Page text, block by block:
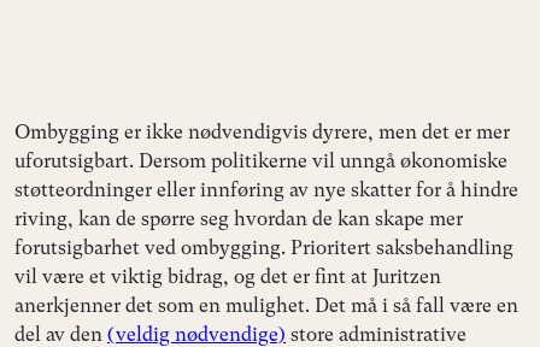
Ombygging er ikke nødvendigvis dyrere, men det er mer
uforutsigbart. Dersom politikerne vil unngå økonomiske
støtteordninger eller innføring av nye skatter for å hindre
riving, kan de spørre seg hvordan de kan skape mer
forutsigbarhet ved ombygging. Prioritert saksbehandling
vil være et viktig bidrag, og det er fint at Juritzen
anerkjenner det som en mulighet. Det må i så fall være en
del av den (veldig nødvendige) store administrative